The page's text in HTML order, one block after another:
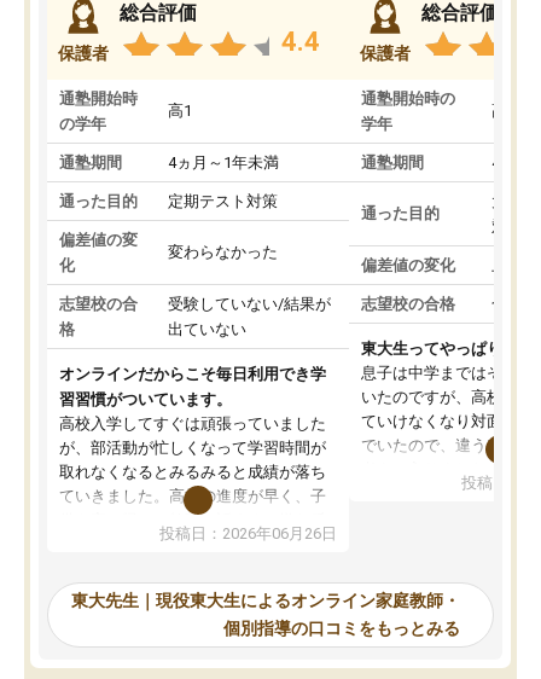
保護者
総合評価
4.4
通塾開始時
の学年
高1
通塾期間 4ヵ月～1年未満
通った目的 定期テスト対策
偏差値の変
化
変わらなかった
志望校の合
格
受験していない/結果が
出ていない
オンラインだからこそ毎日利用でき学
習習慣がついています。
高校入学してすぐは頑張っていました
が、部活動が忙しくなって学習時間が
取れなくなるとみるみると成績が落ち
ていきました。高校の進度が早く、子
供も家に帰って勉強の話すると嫌な反
応を示します。東大先生にお願いして
れるので、親としても安心です。毎日
使える自習室とかもあり、わからない
ところがあれば先生が回答してくれる
のも重宝しています。
投稿日：2026年06月26日
保護者
総合評価
通塾開始時の
学年
高3
通塾期間 4ヵ月
通った目的
大学
対策
偏差値の変化 上が
志望校の合格 合格
東大生ってやっぱりすご
息子は中学まではそこそ
いたのですが、高校に入
ていけなくなり対面の塾
でいたので、違うアプロ
で、当初は模試でD判定
自習室が毎日使えていつ
るのが心強かったよう
謝です。
投稿日：
東大先生｜現役東大生によるオンライン家庭教師・
個別指導の口コミをもっとみる